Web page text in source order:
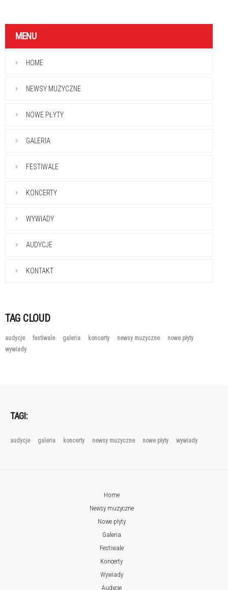
MENU
HOME
NEWSY MUZYCZNE
NOWE PŁYTY
GALERIA
FESTIWALE
KONCERTY
WYWIADY
AUDYCJE
KONTAKT
TAG CLOUD
audycje festiwale galeria koncerty newsy muzyczne
nowe płyty
wywiady
TAGI:
audycje galeria koncerty newsy muzyczne nowe płyty wywiady
Home
Newsy muzyczne
Nowe płyty
Galeria
Festiwale
Koncerty
Wywiady
Audycje